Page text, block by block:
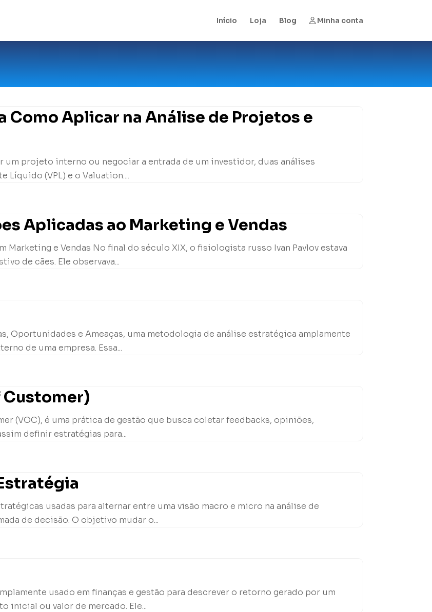
Início Loja Blog Minha conta
Como Aplicar na Análise de Projetos e
um projeto interno ou negociar a entrada de um investidor, duas análises
Líquido (VPL) e o Valuation....
Aplicadas ao Marketing e Vendas
Marketing e Vendas No final do século XIX, o fisiologista russo Ivan Pavlov estava
de cães. Ele observava...
Oportunidades e Ameaças, uma metodologia de análise estratégica amplamente
de uma empresa. Essa...
Customer)
(VOC), é uma prática de gestão que busca coletar feedbacks, opiniões,
definir estratégias para...
usadas para alternar entre uma visão macro e micro na análise de
de decisão. O objetivo mudar o...
usado em finanças e gestão para descrever o retorno gerado por um
inicial ou valor de mercado. Ele...